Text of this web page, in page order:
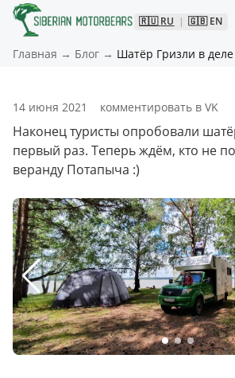
🇷🇺 RU | 🇬🇧 EN
Главная → Блог → Шатёр Гризли в деле
14 июня 2021 комментировать в VK
Наконец туристы опробовали
первый раз. Теперь ждём, кто не
веранду Потапыча :)